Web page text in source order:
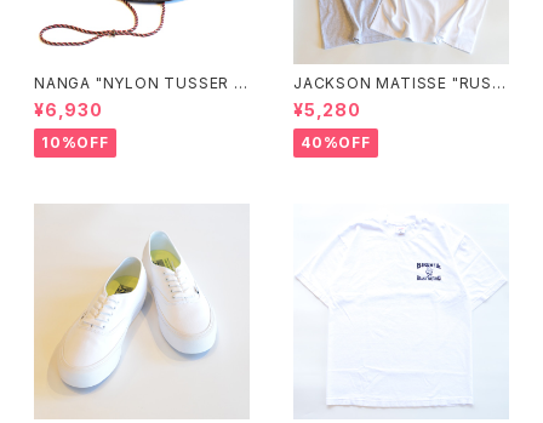
NANGA "NYLON TUSSER S
UNSHADE HAT"
¥6,930
10%OFF
JACKSON MATISSE "RUSS
ELL ATHLETIC×JM Logo T
ee"
¥5,280
40%OFF